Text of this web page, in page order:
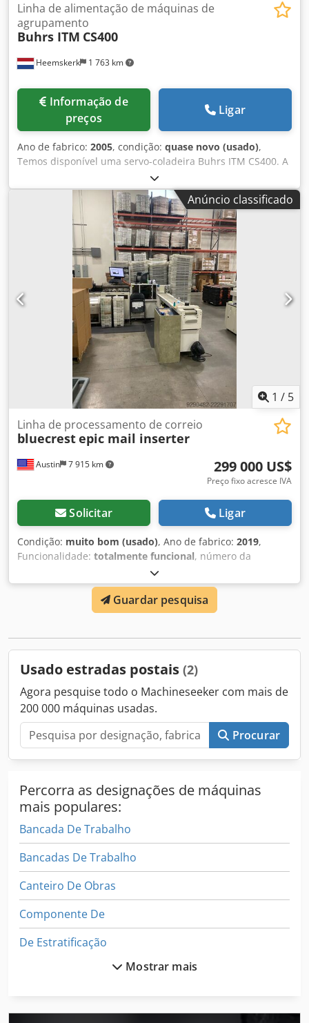
Heemskerk 1 763 km
Linha de alimentação de máquinas de
agrupamento
Buhrs ITM CS400
preços
Ligar
Ano de fabrico: 2005, condição: quase novo (usado),
Temos disponível uma servo-coladeira Buhrs ITM CS400. A
sua máquina é demasiado pequena? Com esta linha tem 6
alimentadores extra! Chjdjmuzuaepfx Ac Dsa Ano de
construção 2005 e pouco utilizada. No entanto, vendemos
esta coladeira após manutenção completa e podemos
equipá-la com alimentadores. Estão disponíveis
alimentadores rotativos e de fricção.
Anúncio classificado
1 / 5
Austin 7 915 km
Linha de processamento de correio
bluecrestepic mail inserter
299 000 US$
Preço fixo acresce IVA
Solicitar Ligar
Condição: muito bom (usado), Ano de fabrico: 2019,
Funcionalidade: totalmente funcional, número da
mse mail inserter
de correspondência de alta capacidade Bluecrest
Velocidade de processamento de 22.000 itens de
correspondência por hora Csdpjzkli Nefx Ac Djha Alta
Chassis com 4 estações Janelas de visualização Leitura de
verificação
Guardar pesquisa
Usado estradas postais (2)
Agora pesquise todo o Machineseeker com mais de
200 000 máquinas usadas.
Procurar
Percorra as designações de máquinas
mais populares:
Bancada De Trabalho
Bancadas De Trabalho
Canteiro De Obras
Componente De
De Estratificação
Design De Interiores Mostrar mais